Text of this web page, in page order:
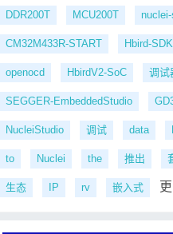
DDR200T MCU200T
CM32M433R-START Hbird-SDK
openocd HbirdV2-SoC 调试
SEGGER-EmbeddedStudio
NucleiStudio 调试 data
to Nuclei the 推出
生态 IP rv 嵌入式